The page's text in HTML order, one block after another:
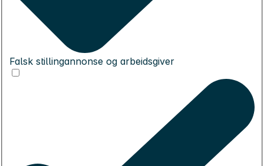
Falsk stillingannonse og arbeidsgiver